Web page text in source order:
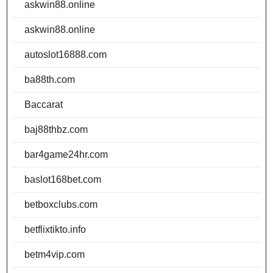
askwin88.online
askwin88.online
autoslot16888.com
ba88th.com
Baccarat
baj88thbz.com
bar4game24hr.com
baslot168bet.com
betboxclubs.com
betflixtikto.info
betm4vip.com